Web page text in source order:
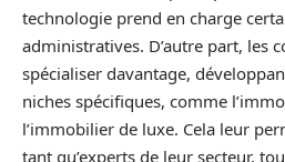
technologie prend en charge
administratives. D’autre part, les
spécialiser davantage,
niches spécifiques, comme
l’immobilier de luxe. Cela leur
tant qu’experts de leur secteur,